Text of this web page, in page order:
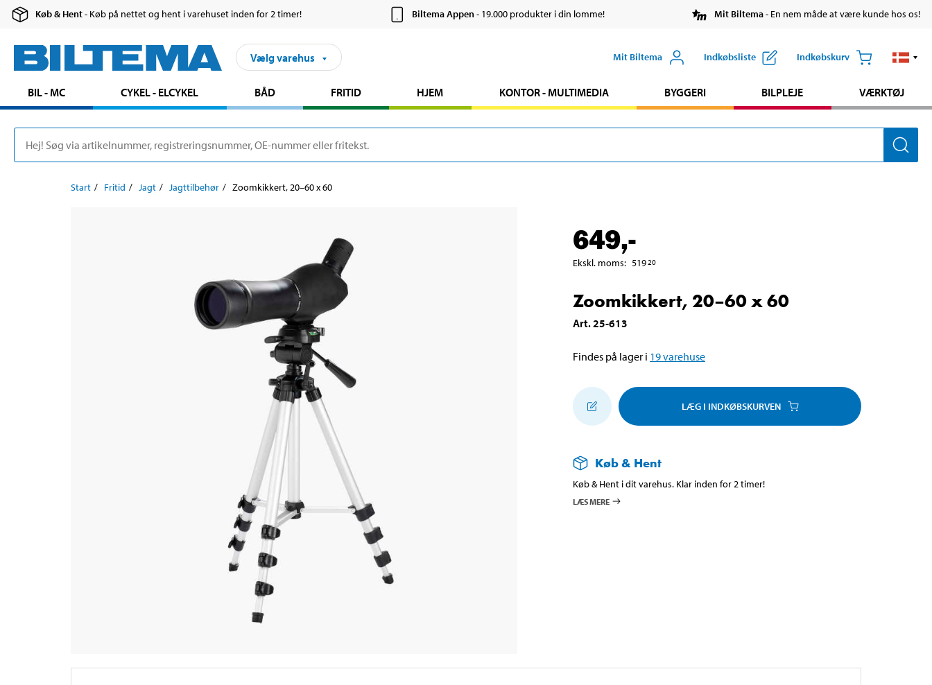
Køb & Hent- Køb på nettet og hent i varehuset inden for 2 timer! Biltema Appen- 19.000 produkter i din lomme! Mit Biltema- En nem måde at være kunde hos os!
Vælg varehus Mit Biltema Indkøbsliste Indkøbskurv
BIL - MC CYKEL - ELCYKEL BÅD FRITID HJEM KONTOR - MULTIMEDIA BYGGERI BILPLEJE VÆRKTØJ
Start Fritid Jagt Jagttilbehør Zoomkikkert, 20–60 x 60
649,-
Ekskl. moms: 519 20
Zoomkikkert, 20–60 x 60
Art.25-613
Findes på lager i 19varehuse
LÆG I INDKØBSKURVEN
Køb & Hent
Køb & Hent i dit varehus. Klar inden for 2 timer!
LÆS MERE